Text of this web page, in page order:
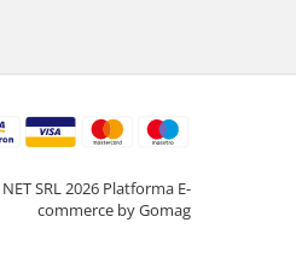
SRL 2026 Platforma E-
commerce by Gomag